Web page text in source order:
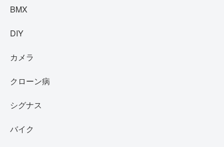
BMX
DIY
カメラ
クローン病
シグナス
バイク